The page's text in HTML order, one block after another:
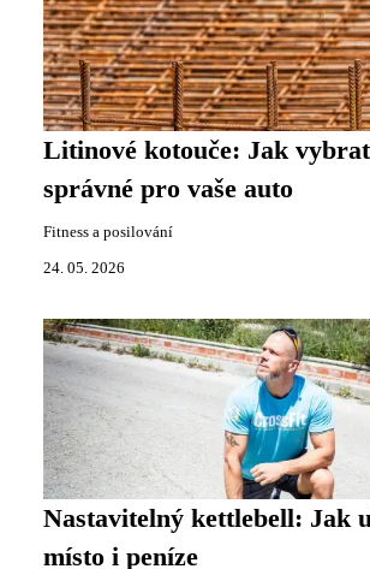
Litinové kotouče: Jak
správné pro vaše auto
Fitness a posilování
24. 05. 2026
Nastavitelný kettlebell: Jak
místo i peníze